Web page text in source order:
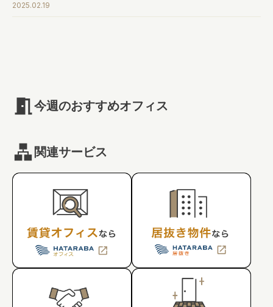
2025.02.19
今週のおすすめオフィス
関連サービス